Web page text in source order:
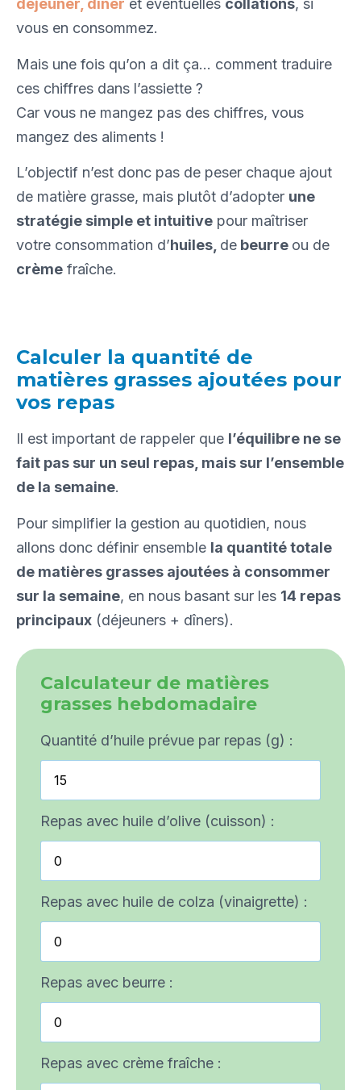
déjeuner, dîner et éventuelles collations, si
vous en consommez.
Mais une fois qu’on a dit ça… comment traduire
ces chiffres dans l’assiette ?
Car vous ne mangez pas des chiffres, vous
mangez des aliments !
L’objectif n’est donc pas de peser chaque ajout
de matière grasse, mais plutôt d’adopter une
stratégie simple et intuitive pour maîtriser
votre consommation d’huiles, de beurre ou de
crème fraîche.
Calculer la quantité de
matières grasses ajoutées pour
vos repas
Il est important de rappeler que l’équilibre ne se
fait pas sur un seul repas, mais sur l’ensemble
de la semaine.
Pour simplifier la gestion au quotidien, nous
allons donc définir ensemble la quantité totale
de matières grasses ajoutées à consommer
sur la semaine, en nous basant sur les 14 repas
principaux (déjeuners + dîners).
Calculateur de matières
grasses hebdomadaire
Quantité d’huile prévue par repas (g) :
Repas avec huile d’olive (cuisson) :
Repas avec huile de colza (vinaigrette) :
Repas avec beurre :
Repas avec crème fraîche :